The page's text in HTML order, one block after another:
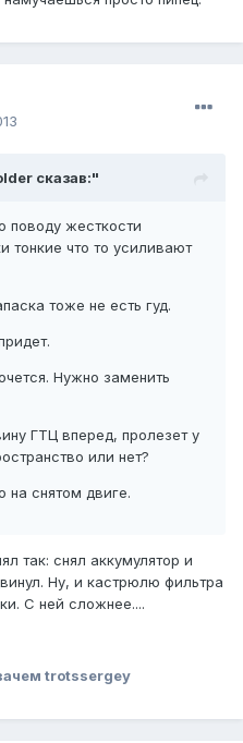
сказав:"
поводу жесткости
тонкие что то усиливают
тоже не есть гуд.
Нужно заменить
ГТЦ вперед, пролезет у
или нет?
на снятом двиге.
так: снял аккумулятор и
Ну, и кастрюлю фильтра
С ней сложнее....
trotssergey